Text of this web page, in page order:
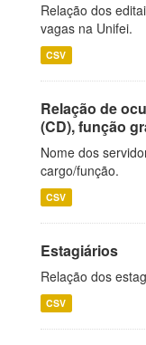
Relação dos
vagas na Unifei.
CSV
Relação de
(CD), função
Nome dos
cargo/função.
CSV
Estagiários
Relação dos
CSV